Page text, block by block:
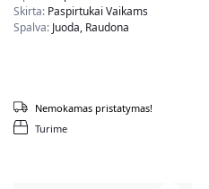
Skirta: Paspirtukai Vaikams
Spalva: Juoda, Raudona
Turime
Nemokamas pristatymas!